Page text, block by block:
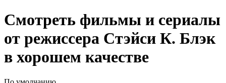
Смотреть фильмы и сериалы
от режиссера Стэйси К. Блэк
в хорошем качестве